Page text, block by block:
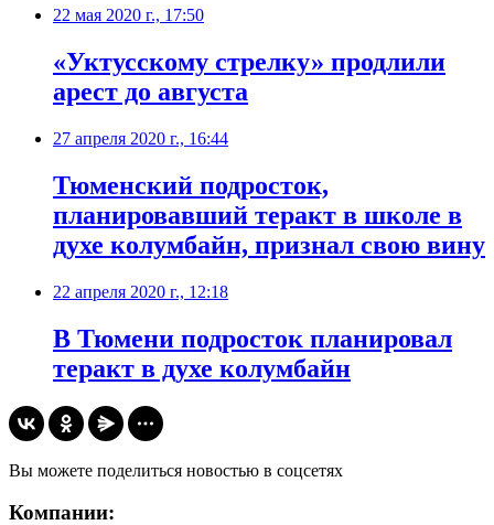
22 мая 2020 г., 17:50
«Уктусскому стрелку» продлили
арест до августа
27 апреля 2020 г., 16:44
Тюменский подросток,
планировавший теракт в школе в
духе колумбайн, признал свою вину
22 апреля 2020 г., 12:18
В Тюмени подросток планировал
теракт в духе колумбайн
Вы можете поделиться новостью в соцсетях
Компании: